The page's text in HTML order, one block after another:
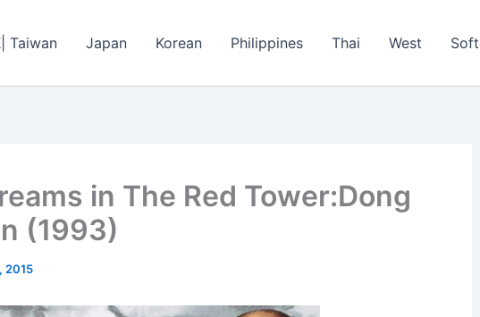
Taiwan Japan Korean Philippines Thai West
in The Red Tower:Dong
(1993)
2015